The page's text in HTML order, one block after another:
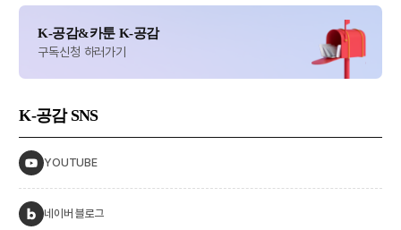
K-공감&카툰 K-공감
구독신청 하러가기
K-공감 SNS
YOUTUBE
네이버 블로그